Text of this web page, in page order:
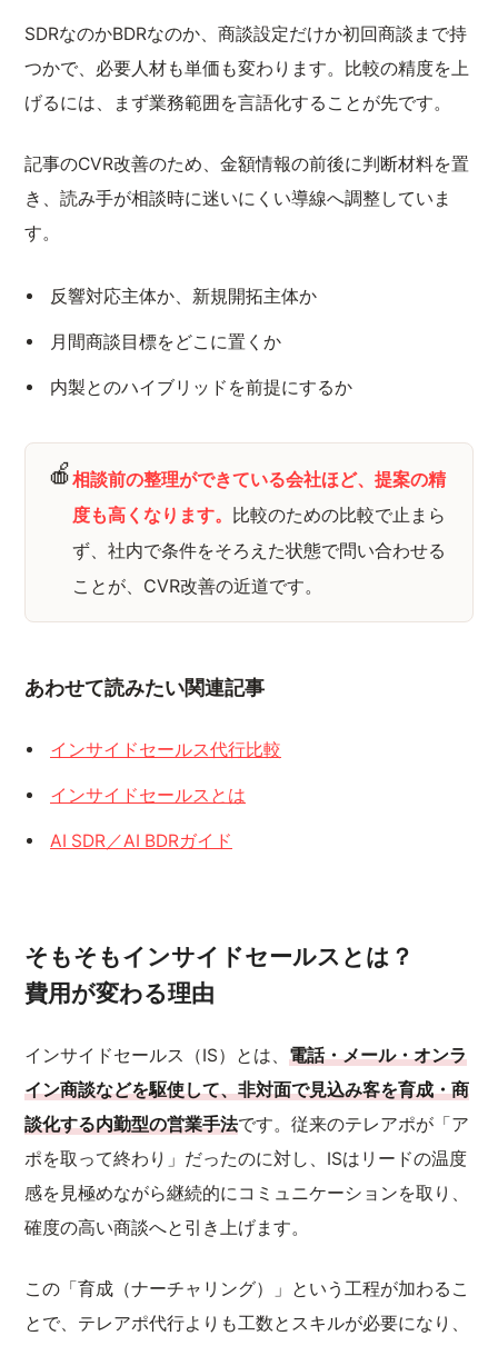
SDRなのかBDRなのか、商談設定だけか初回商談まで持
つかで、必要人材も単価も変わります。比較の精度を上
げるには、まず業務範囲を言語化することが先です。
記事のCVR改善のため、金額情報の前後に判断材料を置
き、読み手が相談時に迷いにくい導線へ調整していま
す。
反響対応主体か、新規開拓主体か
月間商談目標をどこに置くか
内製とのハイブリッドを前提にするか
🍎相談前の整理ができている会社ほど、提案の精
度も高くなります。 比較のための比較で止まら
ず、社内で条件をそろえた状態で問い合わせる
ことが、CVR改善の近道です。
あわせて読みたい関連記事
インサイドセールス代行比較
インサイドセールスとは
AI SDR／AI BDRガイド
そもそもインサイドセールスとは？
費用が変わる理由
インサイドセールス（IS）とは、電話・メール・オンラ
イン商談などを駆使して、非対面で見込み客を育成・商
談化する内勤型の営業手法です。従来のテレアポが「ア
ポを取って終わり」だったのに対し、ISはリードの温度
感を見極めながら継続的にコミュニケーションを取り、
確度の高い商談へと引き上げます。
この「育成（ナーチャリング）」という工程が加わるこ
とで、テレアポ代行よりも工数とスキルが必要になり、